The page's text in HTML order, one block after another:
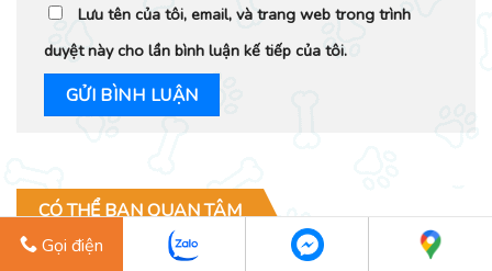
Lưu tên của tôi, email, và trang web trong trình
duyệt này cho lần bình luận kế tiếp của tôi.
CÓ THỂ BẠN QUAN TÂM
Gọi điện